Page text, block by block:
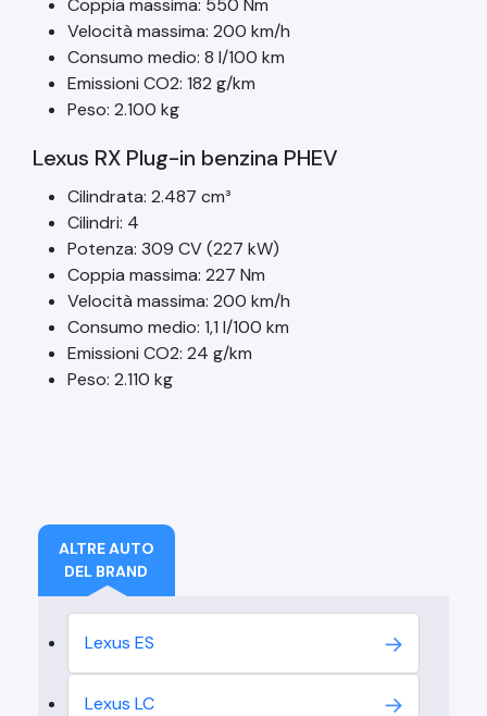
Velocità massima: 200 km/h
Consumo medio: 8 l/100 km
Emissioni CO2: 182 g/km
Peso: 2.100 kg
Lexus RX Plug-in benzina PHEV
Cilindrata: 2.487 cm³
Cilindri: 4
Potenza: 309 CV (227 kW)
Coppia massima: 227 Nm
Velocità massima: 200 km/h
Consumo medio: 1,1 l/100 km
Emissioni CO2: 24 g/km
Peso: 2.110 kg
ALTRE AUTO
DEL BRAND
Lexus ES
Lexus LC